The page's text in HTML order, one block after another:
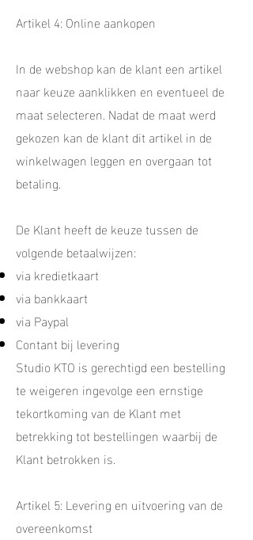
Artikel 4: Online aankopen
In de webshop kan de klant een artikel
naar keuze aanklikken en eventueel de
maat selecteren. Nadat de maat werd
gekozen kan de klant dit artikel in de
winkelwagen leggen en overgaan tot
betaling.
De Klant heeft de keuze tussen de
volgende betaalwijzen:
via kredietkaart
via bankkaart
via Paypal
Contant bij levering
Studio KTO is gerechtigd een bestelling
te weigeren ingevolge een ernstige
tekortkoming van de Klant met
betrekking tot bestellingen waarbij de
Klant betrokken is.
Artikel 5: Levering en uitvoering van de
overeenkomst